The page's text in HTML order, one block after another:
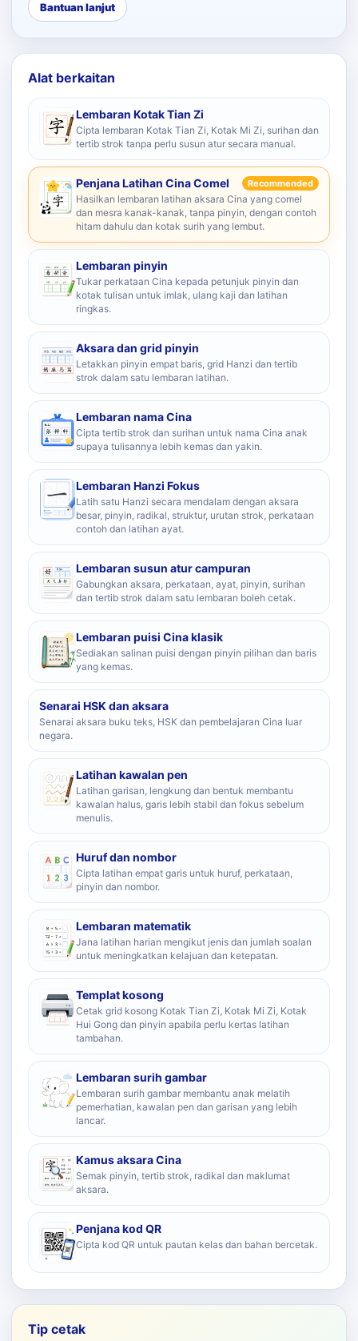
Bantuan lanjut
Alat berkaitan
Lembaran Kotak Tian Zi
Cipta lembaran Kotak Tian Zi, Kotak Mi Zi, surihan dan
tertib strok tanpa perlu susun atur secara manual.
Penjana Latihan Cina Comel Recommended
Hasilkan lembaran latihan aksara Cina yang comel
dan mesra kanak-kanak, tanpa pinyin, dengan contoh
hitam dahulu dan kotak surih yang lembut.
Lembaran pinyin
Tukar perkataan Cina kepada petunjuk pinyin dan
kotak tulisan untuk imlak, ulang kaji dan latihan
ringkas.
Aksara dan grid pinyin
Letakkan pinyin empat baris, grid Hanzi dan tertib
strok dalam satu lembaran latihan.
Lembaran nama Cina
Cipta tertib strok dan surihan untuk nama Cina anak
supaya tulisannya lebih kemas dan yakin.
Lembaran Hanzi Fokus
Latih satu Hanzi secara mendalam dengan aksara
besar, pinyin, radikal, struktur, urutan strok, perkataan
contoh dan latihan ayat.
Lembaran susun atur campuran
Gabungkan aksara, perkataan, ayat, pinyin, surihan
dan tertib strok dalam satu lembaran boleh cetak.
Lembaran puisi Cina klasik
Sediakan salinan puisi dengan pinyin pilihan dan baris
yang kemas.
Senarai HSK dan aksara
Senarai aksara buku teks, HSK dan pembelajaran Cina luar
negara.
Latihan kawalan pen
Latihan garisan, lengkung dan bentuk membantu
kawalan halus, garis lebih stabil dan fokus sebelum
menulis.
Huruf dan nombor
Cipta latihan empat garis untuk huruf, perkataan,
pinyin dan nombor.
Lembaran matematik
Jana latihan harian mengikut jenis dan jumlah soalan
untuk meningkatkan kelajuan dan ketepatan.
Templat kosong
Cetak grid kosong Kotak Tian Zi, Kotak Mi Zi, Kotak
Hui Gong dan pinyin apabila perlu kertas latihan
tambahan.
Lembaran surih gambar
Lembaran surih gambar membantu anak melatih
pemerhatian, kawalan pen dan garisan yang lebih
lancar.
Kamus aksara Cina
Semak pinyin, tertib strok, radikal dan maklumat
aksara.
Penjana kod QR
Cipta kod QR untuk pautan kelas dan bahan bercetak.
Tip cetak